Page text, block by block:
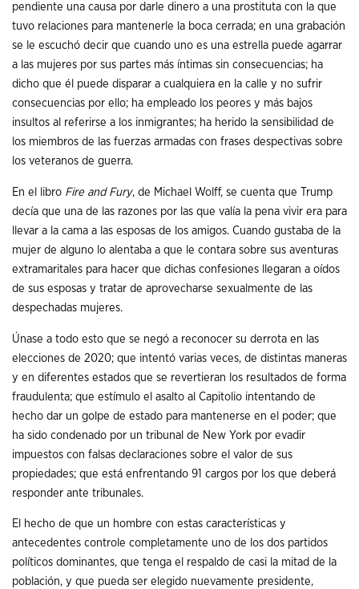
pendiente una causa por darle dinero a una prostituta con la que
tuvo relaciones para mantenerle la boca cerrada; en una grabación
se le escuchó decir que cuando uno es una estrella puede agarrar
a las mujeres por sus partes más íntimas sin consecuencias; ha
dicho que él puede disparar a cualquiera en la calle y no sufrir
consecuencias por ello; ha empleado los peores y más bajos
insultos al referirse a los inmigrantes; ha herido la sensibilidad de
los miembros de las fuerzas armadas con frases despectivas sobre
los veteranos de guerra.
En el libro Fire and Fury, de Michael Wolff, se cuenta que Trump
decía que una de las razones por las que valía la pena vivir era para
llevar a la cama a las esposas de los amigos. Cuando gustaba de la
mujer de alguno lo alentaba a que le contara sobre sus aventuras
extramaritales para hacer que dichas confesiones llegaran a oídos
de sus esposas y tratar de aprovecharse sexualmente de las
despechadas mujeres.
Únase a todo esto que se negó a reconocer su derrota en las
elecciones de 2020; que intentó varias veces, de distintas maneras
y en diferentes estados que se revertieran los resultados de forma
fraudulenta; que estímulo el asalto al Capitolio intentando de
hecho dar un golpe de estado para mantenerse en el poder; que
ha sido condenado por un tribunal de New York por evadir
impuestos con falsas declaraciones sobre el valor de sus
propiedades; que está enfrentando 91 cargos por los que deberá
responder ante tribunales.
El hecho de que un hombre con estas características y
antecedentes controle completamente uno de los dos partidos
políticos dominantes, que tenga el respaldo de casi la mitad de la
población, y que pueda ser elegido nuevamente presidente,